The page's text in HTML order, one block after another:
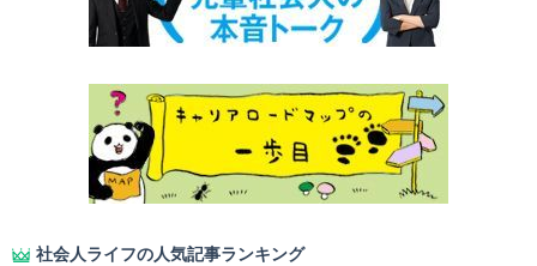
社会人ライフの人気記事ランキング